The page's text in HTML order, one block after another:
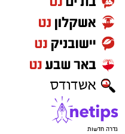
גדרה חדשות